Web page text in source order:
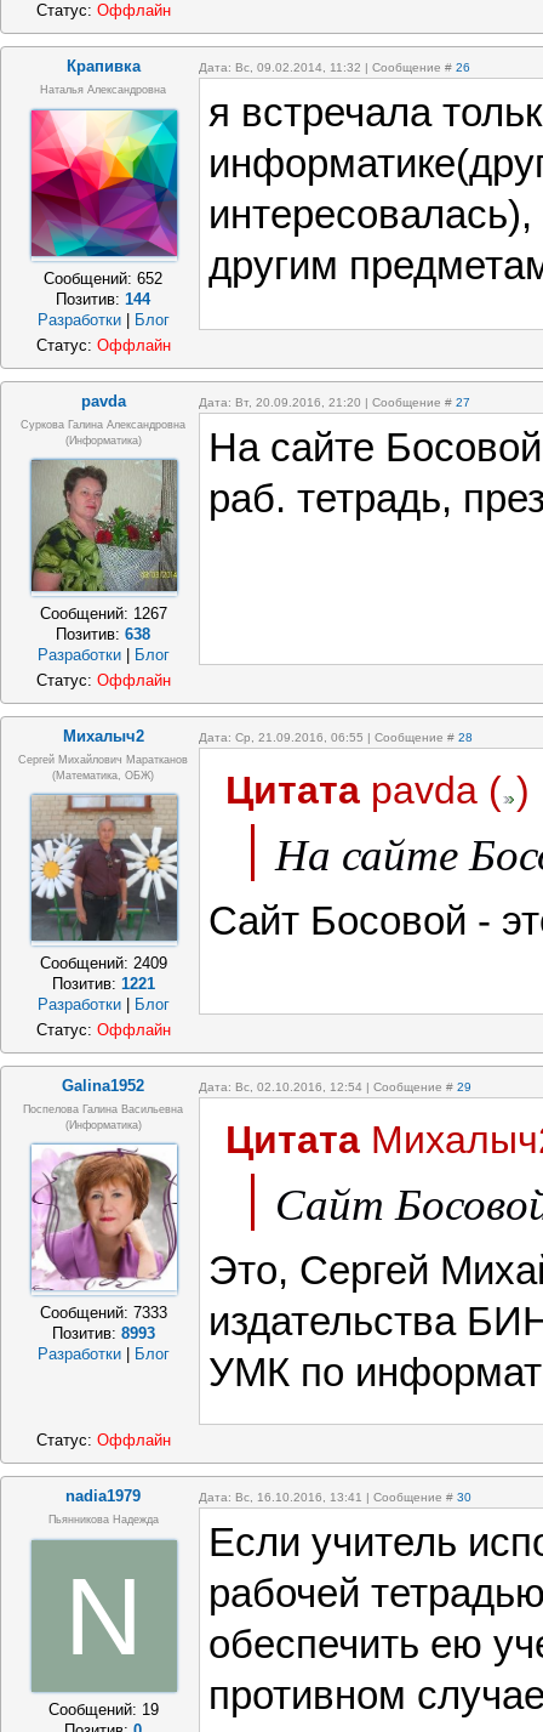
Статус: Оффлайн
Крапивка Дата: Вс, 09.02.2014, 11:32 | Сообщение # 26
Наталья Александровна
Сообщений:652
Позитив:144
Разработки
Блог
я встречала
другим
Статус: Оффлайн
pavda Дата: Вт, 20.09.2016, 21:20 | Сообщение # 27
Суркова Галина Александровна
(информатика)
Сообщений: 1267
Позитив:638
Разработки
Блог
На сайте
раб. тетрадь,
Статус: Оффлайн
Михалыч2 Дата: Ср, 21.09.2016, 06:55 | Сообщение # 28
Сергей Михайлович Маратканов
(математика, ОБЖ)
Сообщений: 2409
Позитив: 1221
Разработки
Блог
Цитата pavda ( )
На сайте
Сайт Босовой -
Статус: Оффлайн
Galina1952 Дата: Вс, 02.10.2016, 12:54 | Сообщение # 29
Поспелова Галина Васильевна
(информатика)
Сообщений: 7333
Позитив: 8993
Разработки
Блог
Цитата
Сайт
Это, Сергей
издательства
УМК по
Статус: Оффлайн
nadia1979 Дата: Вс, 16.10.2016, 13:41 | Сообщение # 30
Пьянникова Надежда
N
Сообщений: 19
Если учитель
рабочей
обеспечить ею
противном